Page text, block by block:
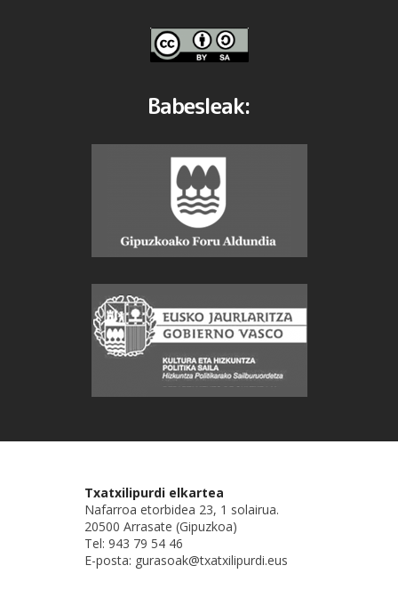
Babesleak:
Txatxilipurdi elkartea
Nafarroa etorbidea 23, 1 solairua.
20500 Arrasate (Gipuzkoa)
Tel: 943 79 54 46
E-posta: gurasoak@txatxilipurdi.eus